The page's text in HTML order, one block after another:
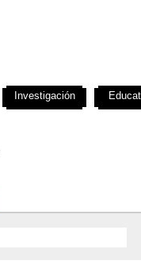
Investigación